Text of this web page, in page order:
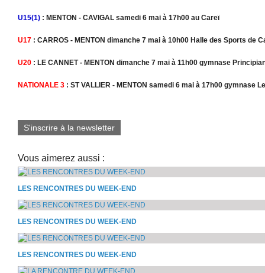
U15(1) : MENTON - CAVIGAL samedi 6 mai à 17h00 au Careï
U17 : CARROS - MENTON dimanche 7 mai à 10h00 Halle des Sports de
U20 : LE CANNET - MENTON dimanche 7 mai à 11h00 gymnase
NATIONALE 3 : ST VALLIER - MENTON samedi 6 mai à 17h00 gymnase
S'inscrire à la newsletter
Vous aimerez aussi :
LES RENCONTRES DU WEEK-END
LES RENCONTRES DU WEEK-END
LES RENCONTRES DU WEEK-END